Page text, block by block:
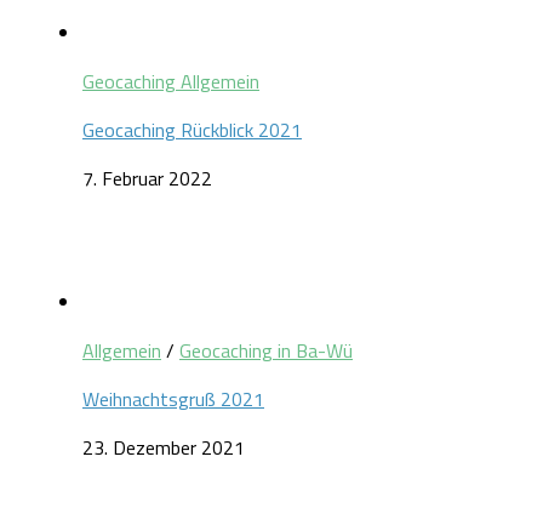
Geocaching Allgemein
Geocaching Rückblick 2021
7. Februar 2022
Allgemein / Geocaching in Ba-Wü
Weihnachtsgruß 2021
23. Dezember 2021